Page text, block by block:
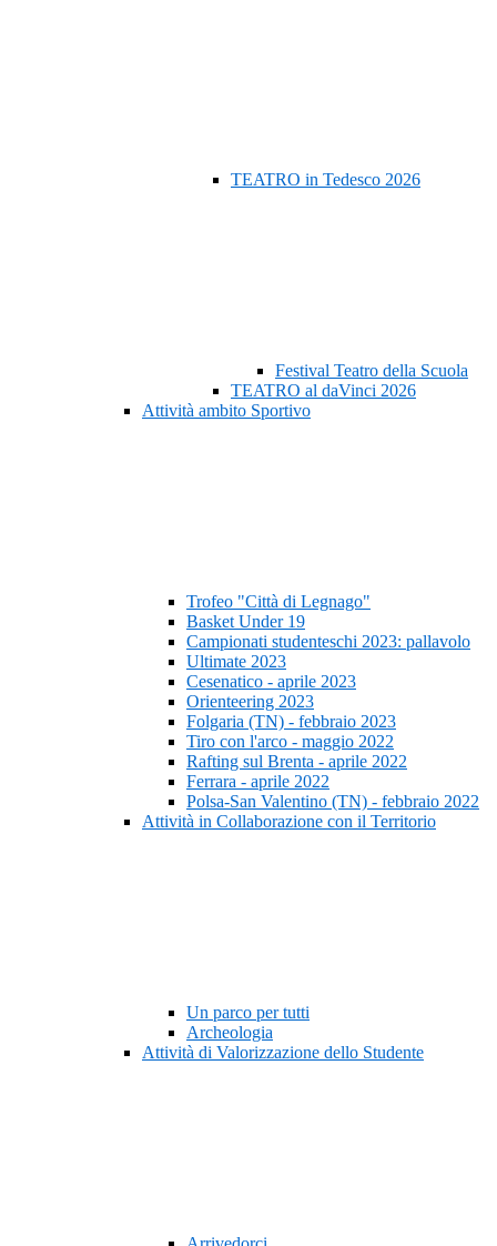
TEATRO in Tedesco 2026
Festival Teatro della Scuola
TEATRO al daVinci 2026
Attività ambito Sportivo
Trofeo "Città di Legnago"
Basket Under 19
Campionati studenteschi 2023: pallavolo
Ultimate 2023
Cesenatico - aprile 2023
Orienteering 2023
Folgaria (TN) - febbraio 2023
Tiro con l'arco - maggio 2022
Rafting sul Brenta - aprile 2022
Ferrara - aprile 2022
Polsa-San Valentino (TN) - febbraio 2022
Attività in Collaborazione con il Territorio
Un parco per tutti
Archeologia
Attività di Valorizzazione dello Studente